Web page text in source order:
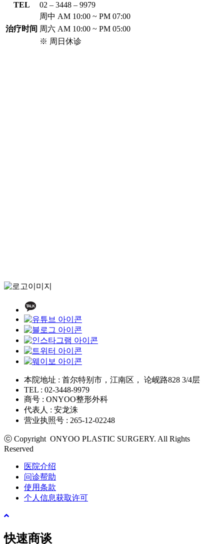
TEL 02 – 3448 – 9979
治疗时间
周中 AM 10:00 ~ PM 07:00
周六 AM 10:00 ~ PM 05:00
※ 周日休诊
本院地址 : 首尔特别市，江南区， 论岘路828 3/4层
TEL : 02-3448-9979
商号 : ONYOO整形外科
代表人 : 安龙洙
营业执照号 : 265-12-02248
ⓒ Copyright ONYOO PLASTIC SURGERY. All Rights
Reserved
医院介绍
问诊帮助
使用条款
个人信息获取许可
快速商谈